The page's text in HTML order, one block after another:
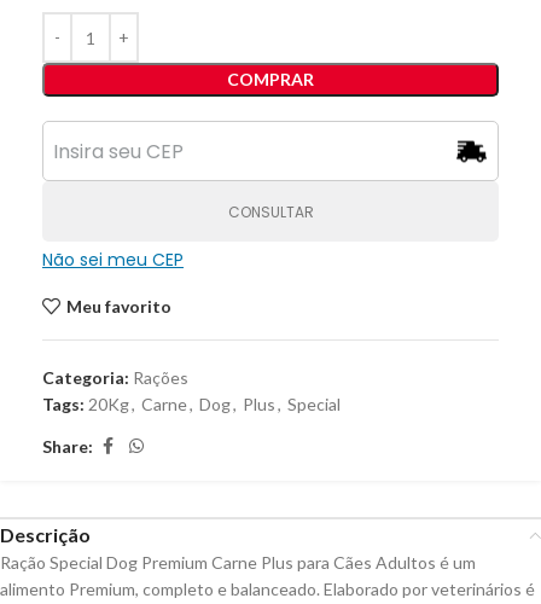
COMPRAR
CONSULTAR
Não sei meu CEP
Meu favorito
Categoria: Rações
Tags: 20Kg, Carne, Dog, Plus, Special
Share:
Descrição
Ração Special Dog Premium Carne Plus para Cães Adultos é um
alimento Premium, completo e balanceado. Elaborado por veterinários é